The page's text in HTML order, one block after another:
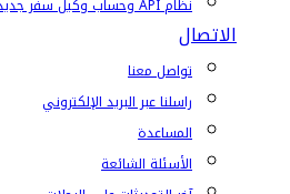
نظام API وحساب وكيل سفر جديد
الاتصال
تواصل معنا
راسلنا عبر البريد الإلكتروني
المساعدة
الأسئلة الشائعة